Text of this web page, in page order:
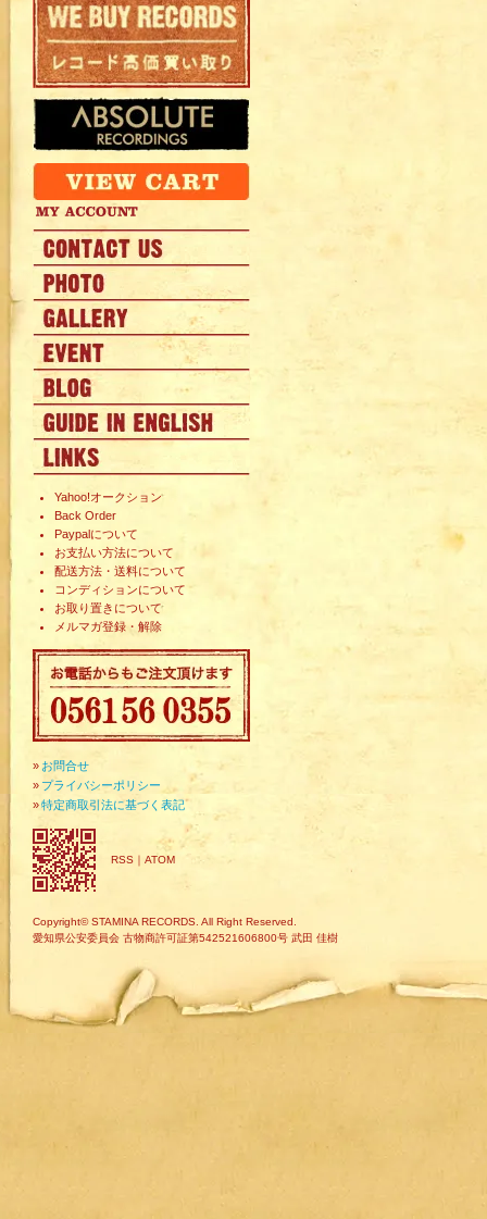
Yahoo!オークション
Back Order
Paypalについて
お支払い方法について
配送方法・送料について
コンディションについて
お取り置きについて
メルマガ登録・解除
» お問合せ
» プライバシーポリシー
»特定商取引法に基づく表記
RSS ｜ ATOM
Copyright© STAMINA RECORDS. All Right Reserved.
愛知県公安委員会 古物商許可証第542521606800号 武田 佳樹